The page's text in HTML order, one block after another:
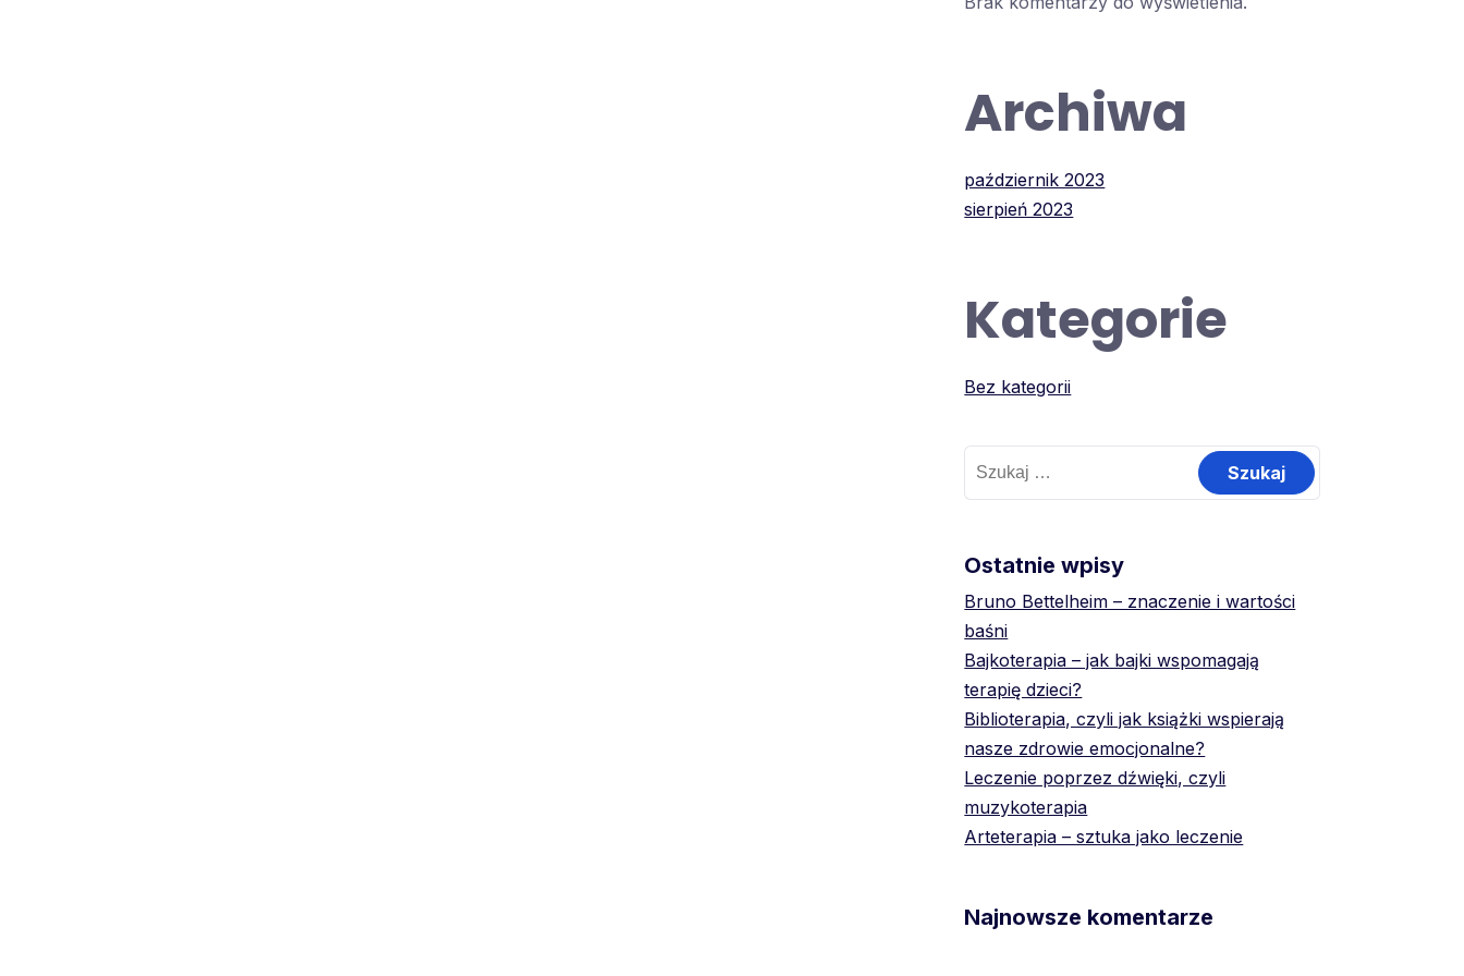
Archiwa
październik 2023
sierpień 2023
Kategorie
Bez kategorii
Ostatnie wpisy
Bruno Bettelheim – znaczenie i wartości
baśni
Bajkoterapia – jak bajki wspomagają
terapię dzieci?
Biblioterapia, czyli jak książki wspierają
nasze zdrowie emocjonalne?
Leczenie poprzez dźwięki, czyli
muzykoterapia
Arteterapia – sztuka jako leczenie
Najnowsze komentarze